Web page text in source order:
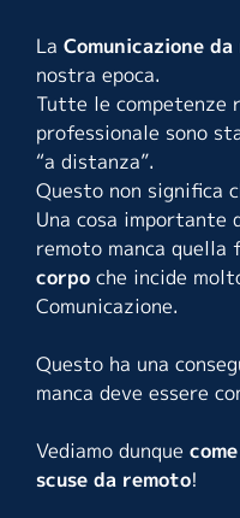
La Comunicazione
nostra epoca.
Tutte le competenze
professionale sono
“a distanza”.
Questo non significa
Una cosa importante
remoto manca quella
corpo che incide
Comunicazione.
Questo ha una
manca deve essere
Vediamo dunque
scuse da remoto!